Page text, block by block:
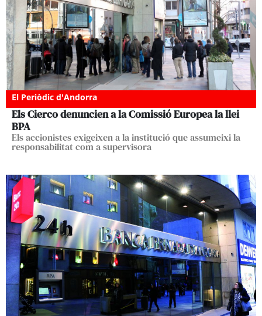
El Periòdic d'Andorra
Els Cierco denuncien a la Comissió Europea la llei
BPA
Els accionistes exigeixen a la institució que assumeixi la
responsabilitat com a supervisora